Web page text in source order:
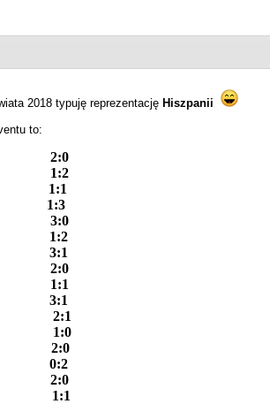
2018 typuję reprezentację Hiszpanii
to:
2:0
1:1
1:3
3:0
1:2
1:1
1:0
0:2
2:0
1:1